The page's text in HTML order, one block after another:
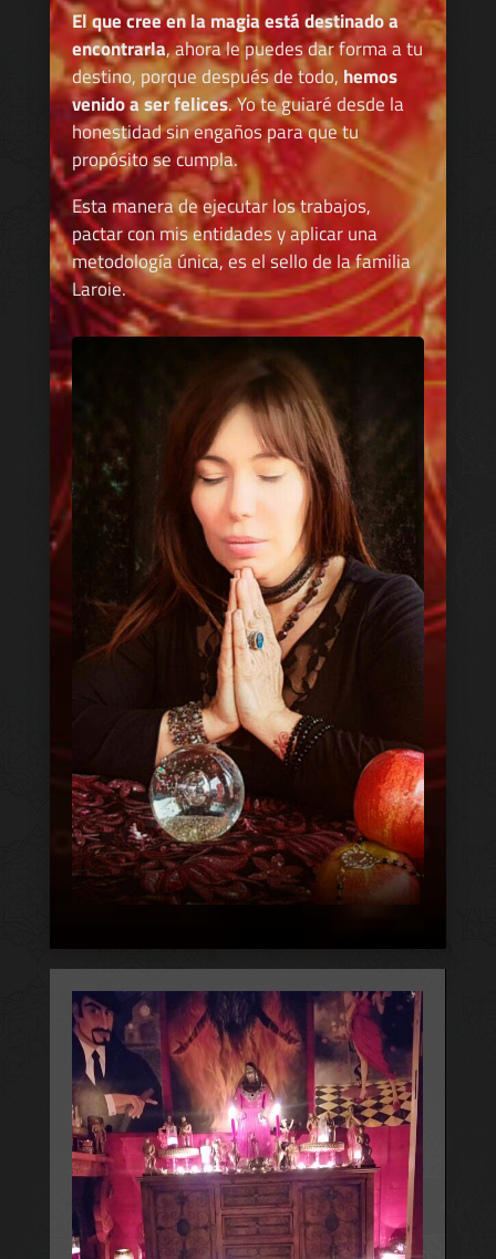
El que cree en la magia está destinado a
encontrarla, ahora le puedes dar forma a tu
destino, porque después de todo, hemos
venido a ser felices. Yo te guiaré desde la
honestidad sin engaños para que tu
propósito se cumpla.
Esta manera de ejecutar los trabajos,
pactar con mis entidades y aplicar una
metodología única, es el sello de la familia
Laroie.